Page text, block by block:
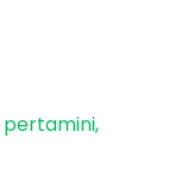
pertamini